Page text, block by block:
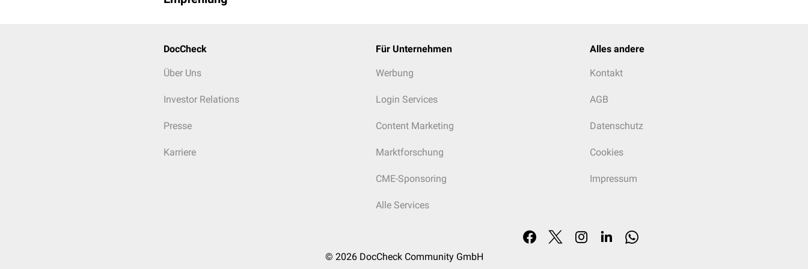
DocCheck
Über Uns
Investor Relations
Presse
Karriere
Für Unternehmen
Werbung
Login Services
Content Marketing
Marktforschung
CME-Sponsoring
Alle Services
Alles andere
Kontakt
AGB
Datenschutz
Cookies
Impressum
© 2026 DocCheck Community GmbH